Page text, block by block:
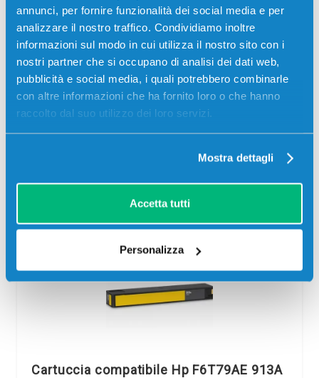
annunci, per fornire funzionalità dei social media e per
analizzare il nostro traffico. Condividiamo inoltre
informazioni sul modo in cui utilizza il nostro sito con i
nostri partner che si occupano di analisi dei dati web,
pubblicità e social media, i quali potrebbero combinarle
con altre informazioni che ha fornito loro o che hanno
raccolto dal suo utilizzo dei loro servizi.
Mostra dettagli
Accetta tutti
Personalizza
CONSEGNA IN 3-5 GIORNI
Aggiungi al carrello
SCADE TRA:
01
giorni
07
ore
42
min sec
Visita la pagina prodotto per
Cartuccia compatibile Hp F6T79AE 913A